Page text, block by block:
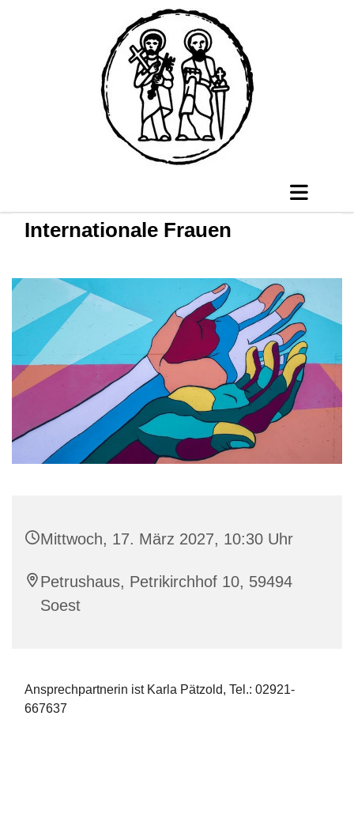
Internationale Frauen
Mittwoch, 17. März 2027, 10:30 Uhr
Petrushaus, Petrikirchhof 10, 59494
Soest
Ansprechpartnerin ist Karla Pätzold, Tel.: 02921-
667637